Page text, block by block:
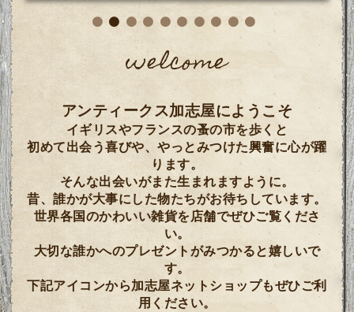
welcome
アンティークス加志屋にようこそ
イギリスやフランスの蚤の市を歩くと
初めて出会う喜びや、やっとみつけた興奮に心が躍
ります。
そんな出会いがまた生まれますように。
昔、誰かが大事にした物たちがお待ちしています。
世界各国のかわいい雑貨を店舗でぜひご覧くださ
い。
大切な誰かへのプレゼントがみつかると嬉しいで
す。
下記アイコンから加志屋ネットショップもぜひご利
用ください。